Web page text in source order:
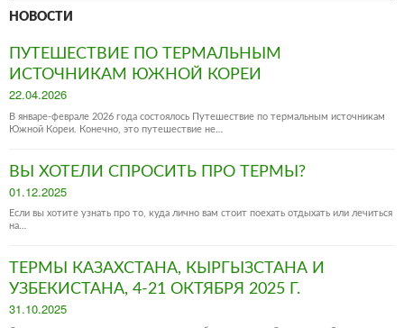
НОВОСТИ
ПУТЕШЕСТВИЕ ПО ТЕРМАЛЬНЫМ
ИСТОЧНИКАМ ЮЖНОЙ КОРЕИ
Posted
on
22.04.2026
В январе-феврале 2026 года состоялось Путешествие по термальным источникам
Южной Кореи. Конечно, это путешествие не…
ВЫ ХОТЕЛИ СПРОСИТЬ ПРО ТЕРМЫ?
Posted
on
01.12.2025
Если вы хотите узнать про то, куда лично вам стоит поехать отдыхать или лечиться
на…
ТЕРМЫ КАЗАХСТАНА, КЫРГЫЗСТАНА И
УЗБЕКИСТАНА, 4-21 ОКТЯБРЯ 2025 Г.
Posted
31.10.2025